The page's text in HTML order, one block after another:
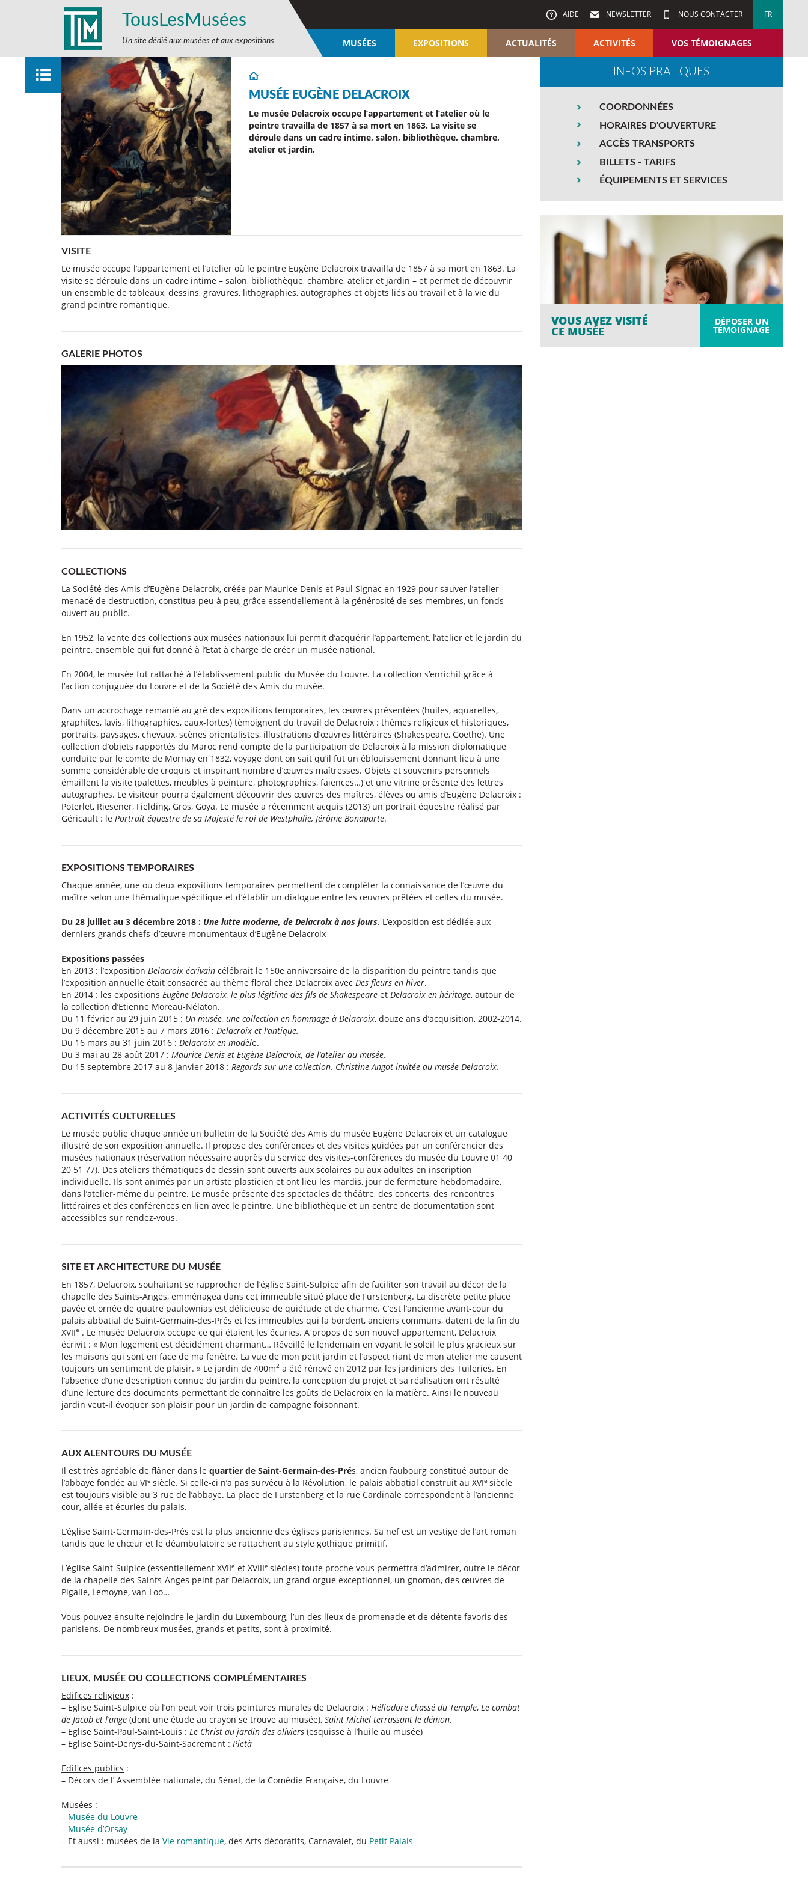
TousLesMusées
Un site dédié aux musées et aux expositions
AIDE NEWSLETTER NOUS CONTACTER FR
MUSÉES EXPOSITIONS ACTUALITÉS ACTIVITÉS VOS TÉMOIGNAGES
MUSÉE EUGÈNE DELACROIX
Le musée Delacroix occupe l’appartement et l’atelier où le
peintre travailla de 1857 à sa mort en 1863. La visite se
déroule dans un cadre intime, salon, bibliothèque, chambre,
atelier et jardin.
VISITE
Le musée occupe l’appartement et l’atelier où le peintre Eugène Delacroix travailla de 1857 à sa mort en 1863. La
visite se déroule dans un cadre intime – salon, bibliothèque, chambre, atelier et jardin – et permet de découvrir
un ensemble de tableaux, dessins, gravures, lithographies, autographes et objets liés au travail et à la vie du
grand peintre romantique.
GALERIE PHOTOS
COLLECTIONS
La Société des Amis d’Eugène Delacroix, créée par Maurice Denis et Paul Signac en 1929 pour sauver l’atelier
menacé de destruction, constitua peu à peu, grâce essentiellement à la générosité de ses membres, un fonds
ouvert au public.
En 1952, la vente des collections aux musées nationaux lui permit d’acquérir l’appartement, l’atelier et le jardin du
peintre, ensemble qui fut donné à l’Etat à charge de créer un musée national.
En 2004, le musée fut rattaché à l’établissement public du Musée du Louvre. La collection s’enrichit grâce à
l’action conjuguée du Louvre et de la Société des Amis du musée.
Dans un accrochage remanié au gré des expositions temporaires, les œuvres présentées (huiles, aquarelles,
graphites, lavis, lithographies, eaux-fortes) témoignent du travail de Delacroix : thèmes religieux et historiques,
portraits, paysages, chevaux, scènes orientalistes, illustrations d’œuvres littéraires (Shakespeare, Goethe). Une
collection d’objets rapportés du Maroc rend compte de la participation de Delacroix à la mission diplomatique
conduite par le comte de Mornay en 1832, voyage dont on sait qu’il fut un éblouissement donnant lieu à une
somme considérable de croquis et inspirant nombre d’œuvres maîtresses. Objets et souvenirs personnels
émaillent la visite (palettes, meubles à peinture, photographies, faïences…) et une vitrine présente des lettres
autographes. Le visiteur pourra également découvrir des œuvres des maîtres, élèves ou amis d’Eugène Delacroix :
Poterlet, Riesener, Fielding, Gros, Goya. Le musée a récemment acquis (2013) un portrait équestre réalisé par
Géricault : le Portrait équestre de sa Majesté le roi de Westphalie, Jérôme Bonaparte.
EXPOSITIONS TEMPORAIRES
Chaque année, une ou deux expositions temporaires permettent de compléter la connaissance de l’œuvre du
maître selon une thématique spécifique et d’établir un dialogue entre les œuvres prêtées et celles du musée.
Du 28 juillet au 3 décembre 2018 : Une lutte moderne, de Delacroix à nos jours. L’exposition est dédiée aux
derniers grands chefs-d’œuvre monumentaux d’Eugène Delacroix
Expositions passées
En 2013 : l’exposition Delacroix écrivain célébrait le 150e anniversaire de la disparition du peintre tandis que
l’exposition annuelle était consacrée au thème floral chez Delacroix avec Des fleurs en hiver.
En 2014 : les expositions Eugène Delacroix, le plus légitime des fils de Shakespeare et Delacroix en héritage, autour de
la collection d’Etienne Moreau-Nélaton.
Du 11 février au 29 juin 2015 : Un musée, une collection en hommage à Delacroix, douze ans d’acquisition, 2002-2014.
Du 9 décembre 2015 au 7 mars 2016 : Delacroix et l’antique.
Du 16 mars au 31 juin 2016 : Delacroix en modèle.
Du 3 mai au 28 août 2017 : Maurice Denis et Eugène Delacroix, de l’atelier au musée.
Du 15 septembre 2017 au 8 janvier 2018 : Regards sur une collection. Christine Angot invitée au musée Delacroix.
ACTIVITÉS CULTURELLES
Le musée publie chaque année un bulletin de la Société des Amis du musée Eugène Delacroix et un catalogue
illustré de son exposition annuelle. Il propose des conférences et des visites guidées par un conférencier des
musées nationaux (réservation nécessaire auprès du service des visites-conférences du musée du Louvre 01 40
20 51 77). Des ateliers thématiques de dessin sont ouverts aux scolaires ou aux adultes en inscription
individuelle. Ils sont animés par un artiste plasticien et ont lieu les mardis, jour de fermeture hebdomadaire,
dans l’atelier-même du peintre. Le musée présente des spectacles de théâtre, des concerts, des rencontres
littéraires et des conférences en lien avec le peintre. Une bibliothèque et un centre de documentation sont
accessibles sur rendez-vous.
SITE ET ARCHITECTURE DU MUSÉE
En 1857, Delacroix, souhaitant se rapprocher de l’église Saint-Sulpice afin de faciliter son travail au décor de la
chapelle des Saints-Anges, emménagea dans cet immeuble situé place de Furstenberg. La discrète petite place
pavée et ornée de quatre paulownias est délicieuse de quiétude et de charme. C’est l’ancienne avant-cour du
palais abbatial de Saint-Germain-des-Prés et les immeubles qui la bordent, anciens communs, datent de la fin du
XVIIe . Le musée Delacroix occupe ce qui étaient les écuries. A propos de son nouvel appartement, Delacroix
écrivit : « Mon logement est décidément charmant… Réveillé le lendemain en voyant le soleil le plus gracieux sur
les maisons qui sont en face de ma fenêtre. La vue de mon petit jardin et l’aspect riant de mon atelier me causent
toujours un sentiment de plaisir. » Le jardin de 400m2 a été rénové en 2012 par les jardiniers des Tuileries. En
l’absence d’une description connue du jardin du peintre, la conception du projet et sa réalisation ont résulté
d’une lecture des documents permettant de connaître les goûts de Delacroix en la matière. Ainsi le nouveau
jardin veut-il évoquer son plaisir pour un jardin de campagne foisonnant.
AUX ALENTOURS DU MUSÉE
Il est très agréable de flâner dans le quartier de Saint-Germain-des-Prés, ancien faubourg constitué autour de
l’abbaye fondée au VIe siècle. Si celle-ci n’a pas survécu à la Révolution, le palais abbatial construit au XVIe siècle
est toujours visible au 3 rue de l’abbaye. La place de Furstenberg et la rue Cardinale correspondent à l’ancienne
cour, allée et écuries du palais.
L’église Saint-Germain-des-Prés est la plus ancienne des églises parisiennes. Sa nef est un vestige de l’art roman
tandis que le chœur et le déambulatoire se rattachent au style gothique primitif.
L’église Saint-Sulpice (essentiellement XVIIe et XVIIIe siècles) toute proche vous permettra d’admirer, outre le décor
de la chapelle des Saints-Anges peint par Delacroix, un grand orgue exceptionnel, un gnomon, des œuvres de
Pigalle, Lemoyne, van Loo…
Vous pouvez ensuite rejoindre le jardin du Luxembourg, l’un des lieux de promenade et de détente favoris des
parisiens. De nombreux musées, grands et petits, sont à proximité.
LIEUX, MUSÉE OU COLLECTIONS COMPLÉMENTAIRES
Edifices religieux :
– Eglise Saint-Sulpice où l’on peut voir trois peintures murales de Delacroix : Héliodore chassé du Temple, Le combat
de Jacob et l’ange (dont une étude au crayon se trouve au musée), Saint Michel terrassant le démon.
– Eglise Saint-Paul-Saint-Louis : Le Christ au jardin des oliviers (esquisse à l’huile au musée)
– Eglise Saint-Denys-du-Saint-Sacrement : Pietà
Edifices publics :
– Décors de l’ Assemblée nationale, du Sénat, de la Comédie Française, du Louvre
Musées :
– Musée du Louvre
– Musée d’Orsay
– Et aussi : musées de la Vie romantique, des Arts décoratifs, Carnavalet, du Petit Palais
INFOS PRATIQUES
COORDONNÉES
HORAIRES D'OUVERTURE
ACCÈS TRANSPORTS
BILLETS - TARIFS
ÉQUIPEMENTS ET SERVICES
DÉPOSER UN
TÉMOIGNAGE
VOUS AVEZ VISITÉ
CE MUSÉE